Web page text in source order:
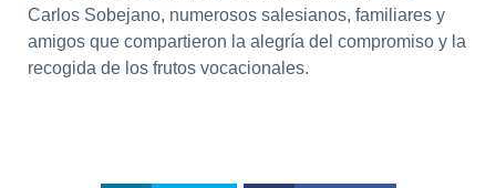
Carlos Sobejano, numerosos salesianos, familiares y
amigos que compartieron la alegría del compromiso y la
recogida de los frutos vocacionales.